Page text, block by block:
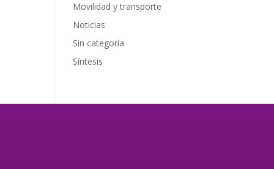
Movilidad y transporte
Noticias
Sin categoría
Síntesis